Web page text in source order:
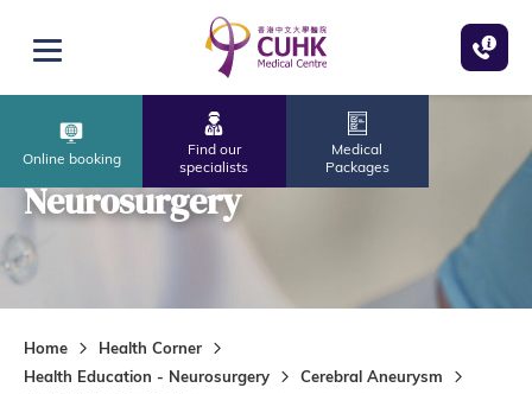
Open menu
Online booking
Find our
specialists
Medical
Packages
Neurosurgery
Home
Health Corner
Health Education - Neurosurgery
Cerebral Aneurysm